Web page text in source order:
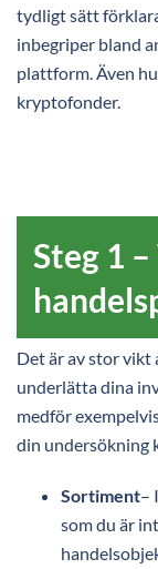
tydligt sätt
inbegriper bland
plattform. Även
kryptofonder.
Steg 1
Det är av stor vikt
underlätta dina
medför
din undersökning
Sortiment–
som du är